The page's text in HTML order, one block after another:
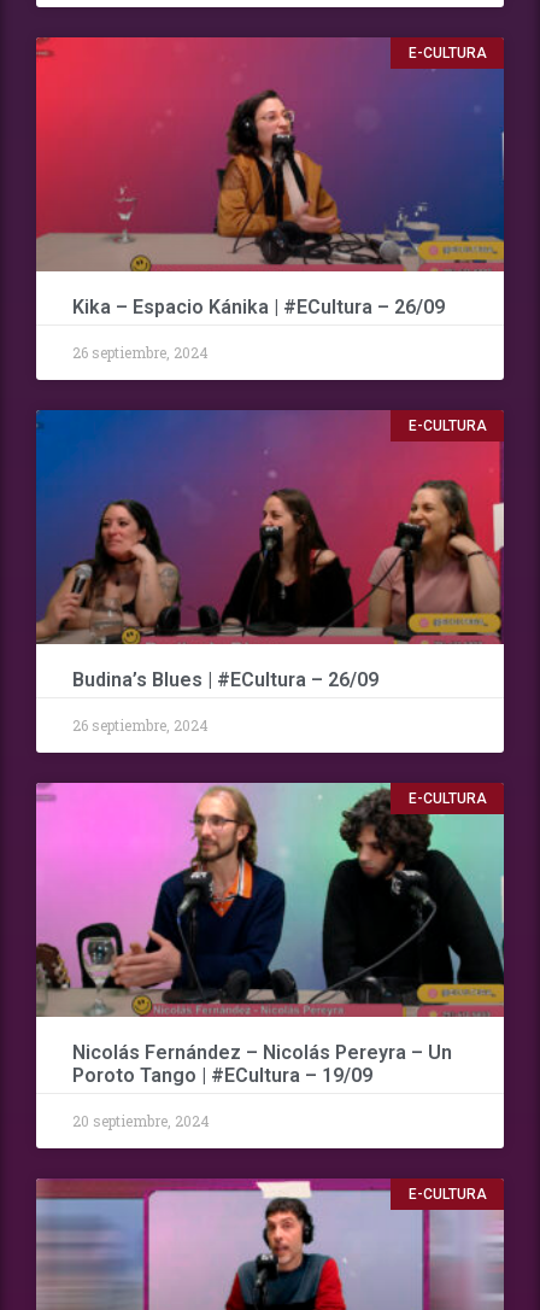
E-CULTURA
Kika – Espacio Kánika | #ECultura – 26/09
26 septiembre, 2024
E-CULTURA
Budina’s Blues | #ECultura – 26/09
26 septiembre, 2024
E-CULTURA
Nicolás Fernández – Nicolás Pereyra – Un
Poroto Tango | #ECultura – 19/09
20 septiembre, 2024
E-CULTURA